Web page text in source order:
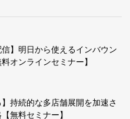
信】明日から使えるインバウン
オンラインセミナー】
】持続的な多店舗展開を加速さ
無料セミナー】